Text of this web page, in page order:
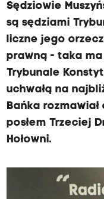
Sędziowie
są sędziami
liczne jego
prawną - taka
Trybunale
uchwałą na
Bańka rozmawiał
posłem Trzeciej
Hołowni.